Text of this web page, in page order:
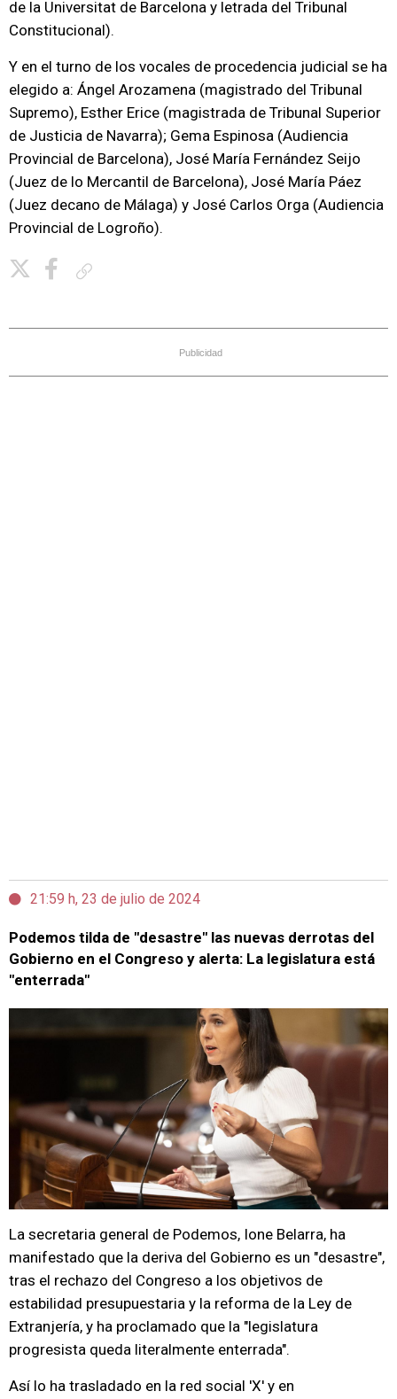
de la Universitat de Barcelona y letrada del Tribunal
Constitucional).
Y en el turno de los vocales de procedencia judicial se ha
elegido a: Ángel Arozamena (magistrado del Tribunal
Supremo), Esther Erice (magistrada de Tribunal Superior
de Justicia de Navarra); Gema Espinosa (Audiencia
Provincial de Barcelona), José María Fernández Seijo
(Juez de lo Mercantil de Barcelona), José María Páez
(Juez decano de Málaga) y José Carlos Orga (Audiencia
Provincial de Logroño).
Publicidad
21:59 h, 23 de julio de 2024
Podemos tilda de "desastre" las nuevas derrotas del
Gobierno en el Congreso y alerta: La legislatura está
"enterrada"
La secretaria general de Podemos, Ione Belarra, ha
manifestado que la deriva del Gobierno es un "desastre",
tras el rechazo del Congreso a los objetivos de
estabilidad presupuestaria y la reforma de la Ley de
Extranjería, y ha proclamado que la "legislatura
progresista queda literalmente enterrada".
Así lo ha trasladado en la red social 'X' y en